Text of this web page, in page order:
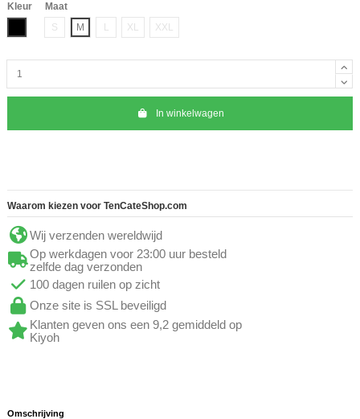
Kleur
Maat
S
M L XL XXL
In winkelwagen
Waarom kiezen voor TenCateShop.com
Wij verzenden wereldwijd
Op werkdagen voor 23:00 uur besteld
zelfde dag verzonden
100 dagen ruilen op zicht
Onze site is SSL beveiligd
Klanten geven ons een 9,2 gemiddeld op
Kiyoh
Omschrijving